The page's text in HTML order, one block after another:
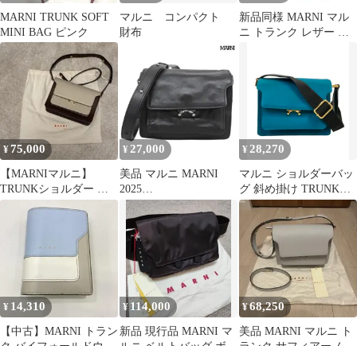
MARNI TRUNK SOFT
MINI BAG ピンク
マルニ コンパクト
財布
新品同様 MARNI マル
ニ トランク レザー シ
中古 USED
¥75,000
【MARNIマルニ】
TRUNKショルダー ブ
ラウン ベージュ バイカ
¥ 27,000
美品 マルニ MARNI
2025
SBMQ0046U1P2644Z35
6N TRUNK SOFT トラ
ンクソフト カーフスキ
ン ミニショルダー ブラ
ック
¥ 28,270
マルニ ショルダーバッ
グ 斜め掛け TRUNK
LIGHT MINI
sbmp0089q0 レディース
MARNI
¥ 14,310
【中古】MARNI トラン
¥ 114,000
新品 現行品 MARNI マ
¥68,250
美品 MARNI マルニ ト